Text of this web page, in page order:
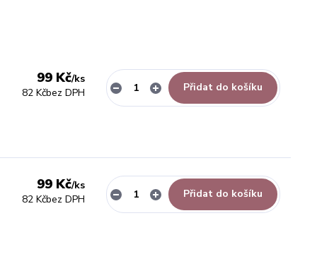
99 Kč/ks
82 Kčbez DPH Přidat do košíku
99 Kč/ks
82 Kčbez DPH Přidat do košíku